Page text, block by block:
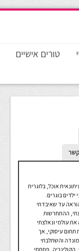
טורים אישיים
אוכל, בלוגרית
בוגרים.
בהוראה עד שאיבדתי
ההתחרשות
עולמי ונאלצתי
תחום עיסוקי, אך
והשתלבתי
הקולינריה, פתחתי